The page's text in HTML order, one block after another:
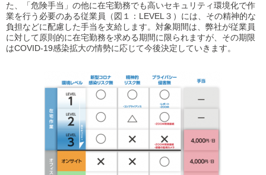
た、「危険手当」の他に在宅勤務でも高いセキュリティ環境化で作
業を行う必要のある従業員（図１：LEVEL３）には、その精神的な
負担などに配慮した手当を支給します。対象期間は、弊社が従業員
に対して原則的に在宅勤務を求める期間に限られますが、その期限
はCOVID-19感染拡大の情勢に応じて今後決定していきます。